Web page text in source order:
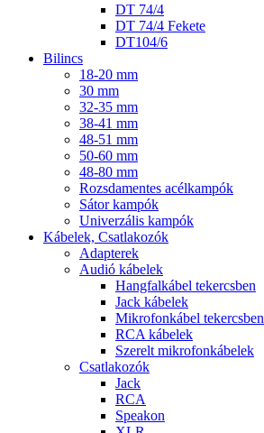
DT 74/4
DT 74/4 Fekete
DT104/6
Bilincs
18-20 mm
30 mm
32-35 mm
38-41 mm
48-51 mm
50-60 mm
48-80 mm
Rozsdamentes acélkampók
Sátor kampók
Univerzális kampók
Kábelek, Csatlakozók
Adapterek
Audió kábelek
Hangfalkábel tekercsben
Jack kábelek
Mikrofonkábel tekercsben
RCA kábelek
Szerelt mikrofonkábelek
Csatlakozók
Jack
RCA
Speakon